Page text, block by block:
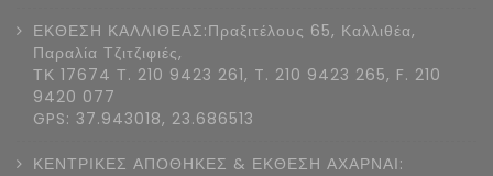
ΕΚΘΕΣΗ ΚΑΛΛΙΘΕΑΣ:Πραξιτέλους 65, Καλλιθέα,
Παραλία Τζιτζιφιές,
ΤΚ 17674 Τ. 210 9423 261, T. 210 9423 265, F. 210
9420 077
GPS: 37.943018, 23.686513
ΚΕΝΤΡΙΚΕΣ ΑΠΟΘΗΚΕΣ & ΕΚΘΕΣΗ ΑΧΑΡΝΑΙ: